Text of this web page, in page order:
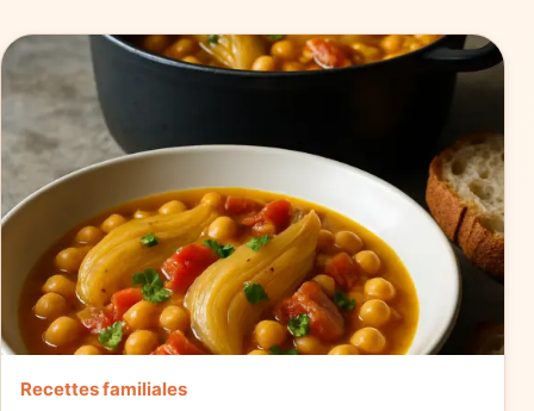
Recettes familiales